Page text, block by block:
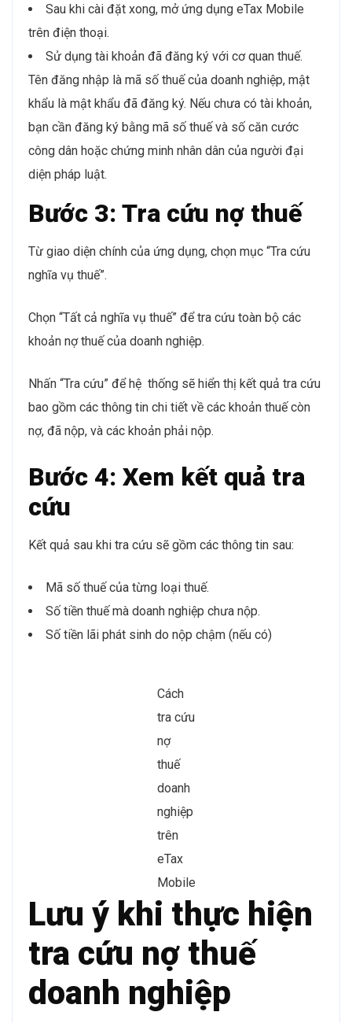
Sau khi cài đặt xong, mở ứng dụng eTax Mobile
trên điện thoại.
Sử dụng tài khoản đã đăng ký với cơ quan thuế.
Tên đăng nhập là mã số thuế của doanh nghiệp, mật
khẩu là mật khẩu đã đăng ký. Nếu chưa có tài khoản,
bạn cần đăng ký bằng mã số thuế và số căn cước
công dân hoặc chứng minh nhân dân của người đại
diện pháp luật.
Bước 3: Tra cứu nợ thuế
Từ giao diện chính của ứng dụng, chọn mục “Tra cứu
nghĩa vụ thuế”.
Chọn “Tất cả nghĩa vụ thuế” để tra cứu toàn bộ các
khoản nợ thuế của doanh nghiệp.
Nhấn “Tra cứu” để hệ thống sẽ hiển thị kết quả tra cứu
bao gồm các thông tin chi tiết về các khoản thuế còn
nợ, đã nộp, và các khoản phải nộp.
Bước 4: Xem kết quả tra
cứu
Kết quả sau khi tra cứu sẽ gồm các thông tin sau:
Mã số thuế của từng loại thuế.
Số tiền thuế mà doanh nghiệp chưa nộp.
Số tiền lãi phát sinh do nộp chậm (nếu có)
Cách
tra cứu
nợ
thuế
doanh
nghiệp
trên
eTax
Mobile
Lưu ý khi thực hiện
tra cứu nợ thuế
doanh nghiệp